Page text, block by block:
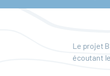
Le projet
écoutant